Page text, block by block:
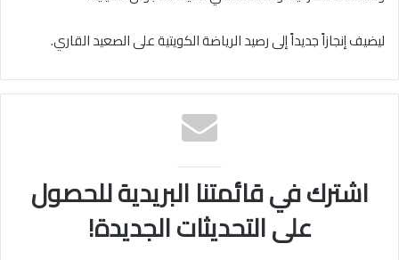
ليضيف إنجازاً جديداً إلى رصيد الرياضة الكويتية على الصعيد القاري.
اشترك في قائمتنا البريدية للحصول
على التحديثات الجديدة!